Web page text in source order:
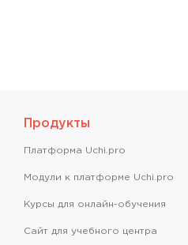
Продукты
Платформа Uchi.pro
Модули к платформе Uchi.pro
Курсы для онлайн-обучения
Сайт для учебного центра